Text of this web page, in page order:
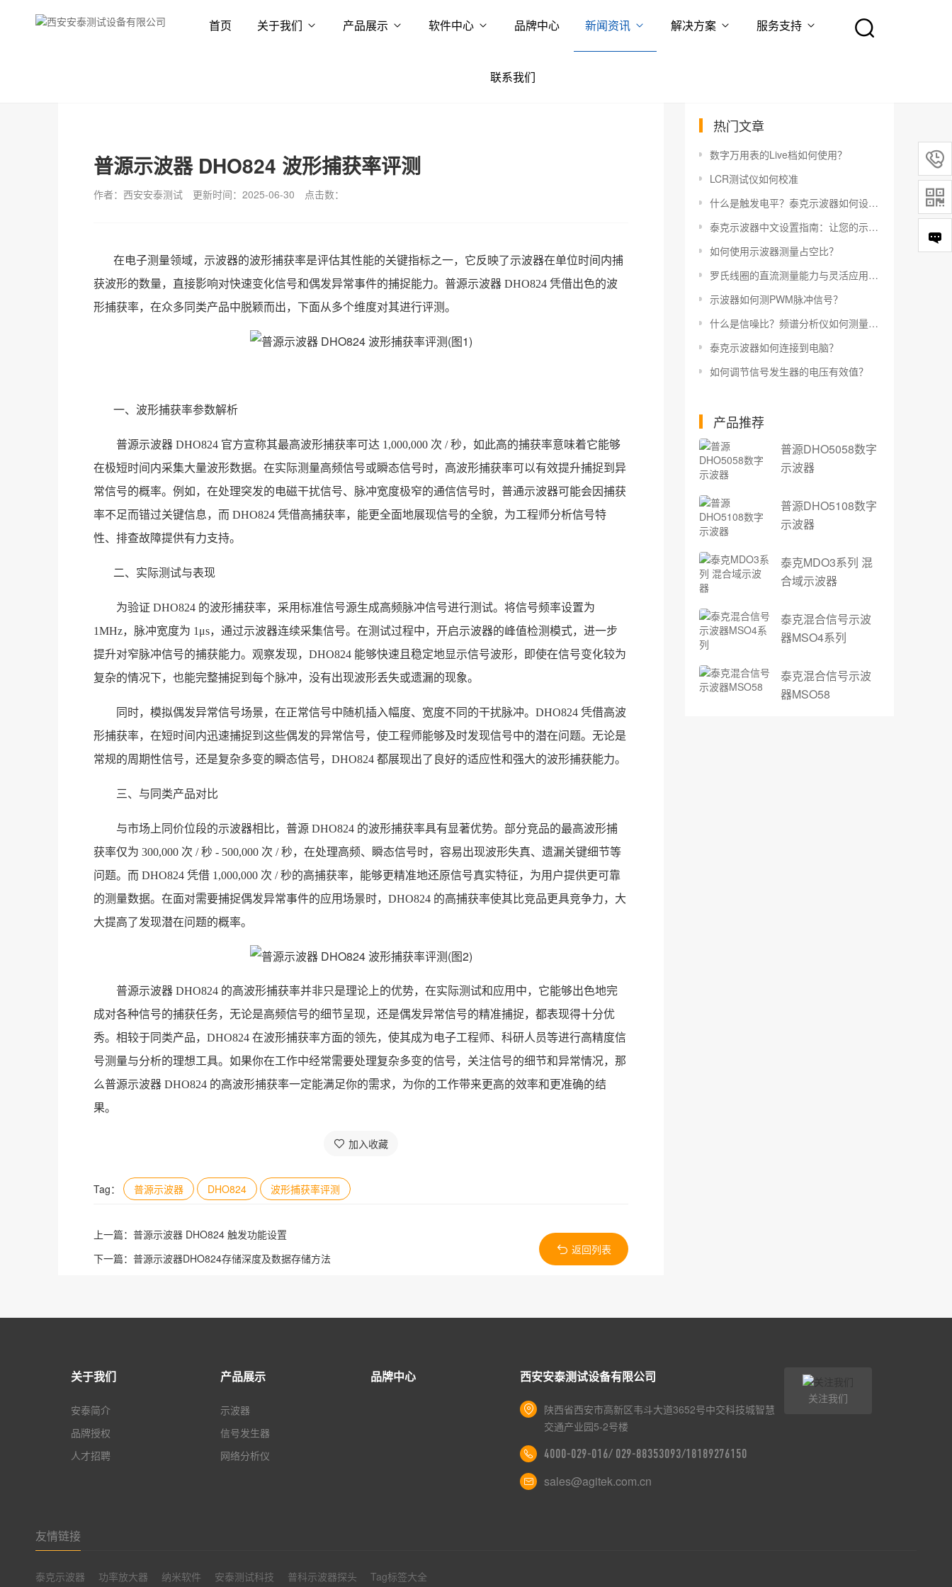
首页 关于我们 产品展示 软件中心 品牌中心 新闻资讯 解决方案 服务支持
联系我们
普源示波器 DHO824 波形捕获率评测
作者：西安安泰测试 更新时间：2025-06-30 点击数：
在电子测量领域，示波器的波形捕获率是评估其性能的关键指标之一，它反映了示波器在单位时间内捕
获波形的数量，直接影响对快速变化信号和偶发异常事件的捕捉能力。普源示波器 DHO824 凭借出色的波
形捕获率，在众多同类产品中脱颖而出，下面从多个维度对其进行评测。
一、波形捕获率参数解析
普源示波器 DHO824 官方宣称其最高波形捕获率可达 1,000,000 次 / 秒，如此高的捕获率意味着它能够
在极短时间内采集大量波形数据。在实际测量高频信号或瞬态信号时，高波形捕获率可以有效提升捕捉到异
常信号的概率。例如，在处理突发的电磁干扰信号、脉冲宽度极窄的通信信号时，普通示波器可能会因捕获
率不足而错过关键信息，而 DHO824 凭借高捕获率，能更全面地展现信号的全貌，为工程师分析信号特
性、排查故障提供有力支持。
二、实际测试与表现
为验证 DHO824 的波形捕获率，采用标准信号源生成高频脉冲信号进行测试。将信号频率设置为
1MHz，脉冲宽度为 1μs，通过示波器连续采集信号。在测试过程中，开启示波器的峰值检测模式，进一步
提升对窄脉冲信号的捕获能力。观察发现，DHO824 能够快速且稳定地显示信号波形，即使在信号变化较为
复杂的情况下，也能完整捕捉到每个脉冲，没有出现波形丢失或遗漏的现象。
同时，模拟偶发异常信号场景，在正常信号中随机插入幅度、宽度不同的干扰脉冲。DHO824 凭借高波
形捕获率，在短时间内迅速捕捉到这些偶发的异常信号，使工程师能够及时发现信号中的潜在问题。无论是
常规的周期性信号，还是复杂多变的瞬态信号，DHO824 都展现出了良好的适应性和强大的波形捕获能力。
三、与同类产品对比
与市场上同价位段的示波器相比，普源 DHO824 的波形捕获率具有显著优势。部分竞品的最高波形捕
获率仅为 300,000 次 / 秒 - 500,000 次 / 秒，在处理高频、瞬态信号时，容易出现波形失真、遗漏关键细节等
问题。而 DHO824 凭借 1,000,000 次 / 秒的高捕获率，能够更精准地还原信号真实特征，为用户提供更可靠
的测量数据。在面对需要捕捉偶发异常事件的应用场景时，DHO824 的高捕获率使其比竞品更具竞争力，大
大提高了发现潜在问题的概率。
普源示波器 DHO824 的高波形捕获率并非只是理论上的优势，在实际测试和应用中，它能够出色地完
成对各种信号的捕获任务，无论是高频信号的细节呈现，还是偶发异常信号的精准捕捉，都表现得十分优
秀。相较于同类产品，DHO824 在波形捕获率方面的领先，使其成为电子工程师、科研人员等进行高精度信
号测量与分析的理想工具。如果你在工作中经常需要处理复杂多变的信号，关注信号的细节和异常情况，那
么普源示波器 DHO824 的高波形捕获率一定能满足你的需求，为你的工作带来更高的效率和更准确的结
果。
加入收藏
Tag： 普源示波器 DHO824 波形捕获率评测
上一篇： 普源示波器 DHO824 触发功能设置
下一篇： 普源示波器DHO824存储深度及数据存储方法
返回列表
热门文章
数字万用表的Live档如何使用？
LCR测试仪如何校准
什么是触发电平？泰克示波器如何设置触发电平？
泰克示波器中文设置指南：让您的示波器更易于使用
如何使用示波器测量占空比？
罗氏线圈的直流测量能力与灵活应用指南
示波器如何测PWM脉冲信号？
什么是信噪比？频谱分析仪如何测量信噪比？
泰克示波器如何连接到电脑？
如何调节信号发生器的电压有效值？
产品推荐
普源DHO5058数字
示波器
普源DHO5108数字
示波器
泰克MDO3系列 混
合域示波器
泰克混合信号示波
器MSO4系列
泰克混合信号示波
器MSO58
关于我们
安泰简介
品牌授权
人才招聘
产品展示
示波器
信号发生器
网络分析仪
品牌中心 西安安泰测试设备有限公司
陕西省西安市高新区韦斗大道3652号中交科技城智慧
交通产业园5-2号楼
4000-029-016/ 029-88353093/18189276150
sales@agitek.com.cn
关注我们
友情链接
泰克示波器 功率放大器 纳米软件 安泰测试科技 普科示波器探头 Tag标签大全

